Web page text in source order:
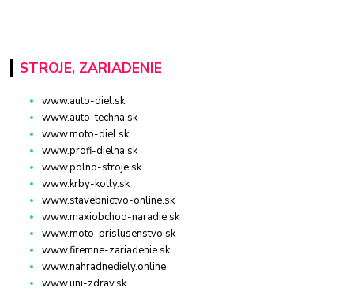
STROJE, ZARIADENIE
www.auto-diel.sk
www.auto-techna.sk
www.moto-diel.sk
www.profi-dielna.sk
www.polno-stroje.sk
www.krby-kotly.sk
www.stavebnictvo-online.sk
www.maxiobchod-naradie.sk
www.moto-prislusenstvo.sk
www.firemne-zariadenie.sk
www.nahradnediely.online
www.uni-zdrav.sk